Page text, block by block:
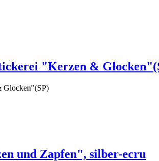
"Kerzen &
Glocken"(SP)
und Zapfen", silber-ecru